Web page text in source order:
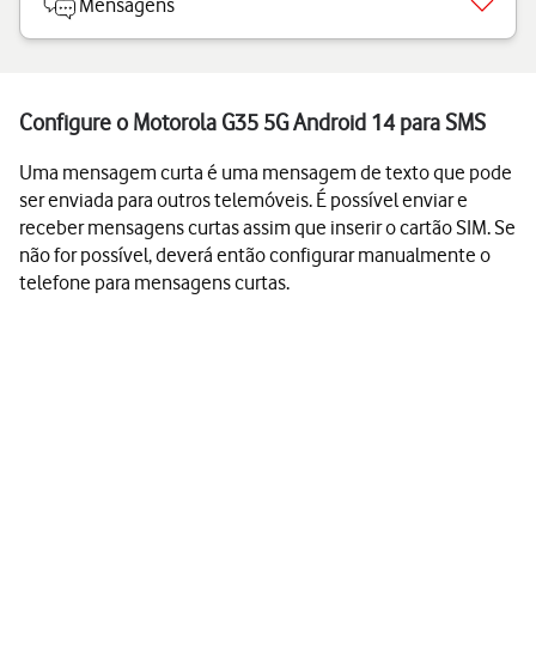
Mensagens
Configure o Motorola G35 5G Android 14 para SMS
Uma mensagem curta é uma mensagem de texto que pode
ser enviada para outros telemóveis. É possível enviar e
receber mensagens curtas assim que inserir o cartão SIM. Se
não for possível, deverá então configurar manualmente o
telefone para mensagens curtas.